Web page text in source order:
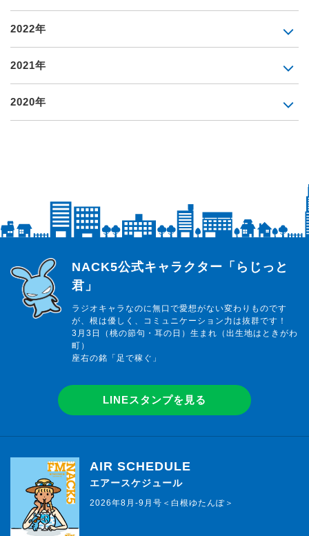
2022年
2021年
2020年
らじっと君
NACK5公式キャラクター「らじっと
君」
ラジオキャラなのに無口で愛想がない変わりものです
が、根は優しく、コミュニケーション力は抜群です！
3月3日（桃の節句・耳の日）生まれ（出生地はときがわ
町）
座右の銘「足で稼ぐ」
LINEスタンプを見る
AIR SCHEDULE
エアースケジュール
2026年8月-9月号＜白根ゆたんぽ＞